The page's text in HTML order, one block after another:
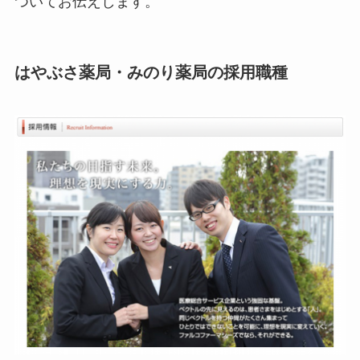
はやぶさ薬局・みのり薬局の採用職種